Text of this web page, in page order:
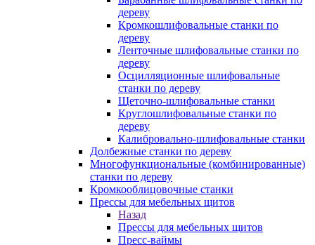
дереву
Кромкошлифовальные станки по
дереву
Ленточные шлифовальные станки по
дереву
Осцилляционные шлифовальные
станки по дереву
Щеточно-шлифовальные станки
Круглошлифовальные станки по
дереву
Калибровально-шлифовальные станки
Долбежные станки по дереву
Многофункциональные (комбинированные)
станки по дереву
Кромкооблицовочные станки
Прессы для мебельных щитов
Назад
Прессы для мебельных щитов
Пресс-ваймы